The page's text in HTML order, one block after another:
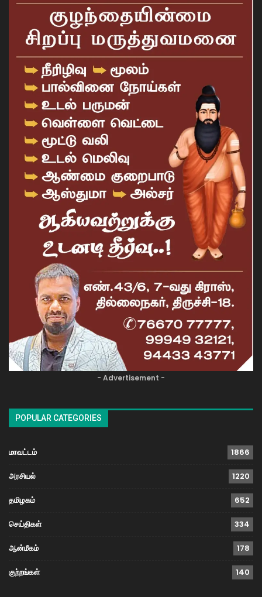
- Advertisement -
POPULAR CATEGORIES
மாவட்டம் 1866
அரசியல் 1220
தமிழகம் 652
செய்திகள் 334
ஆன்மீகம் 178
குற்றங்கள் 140